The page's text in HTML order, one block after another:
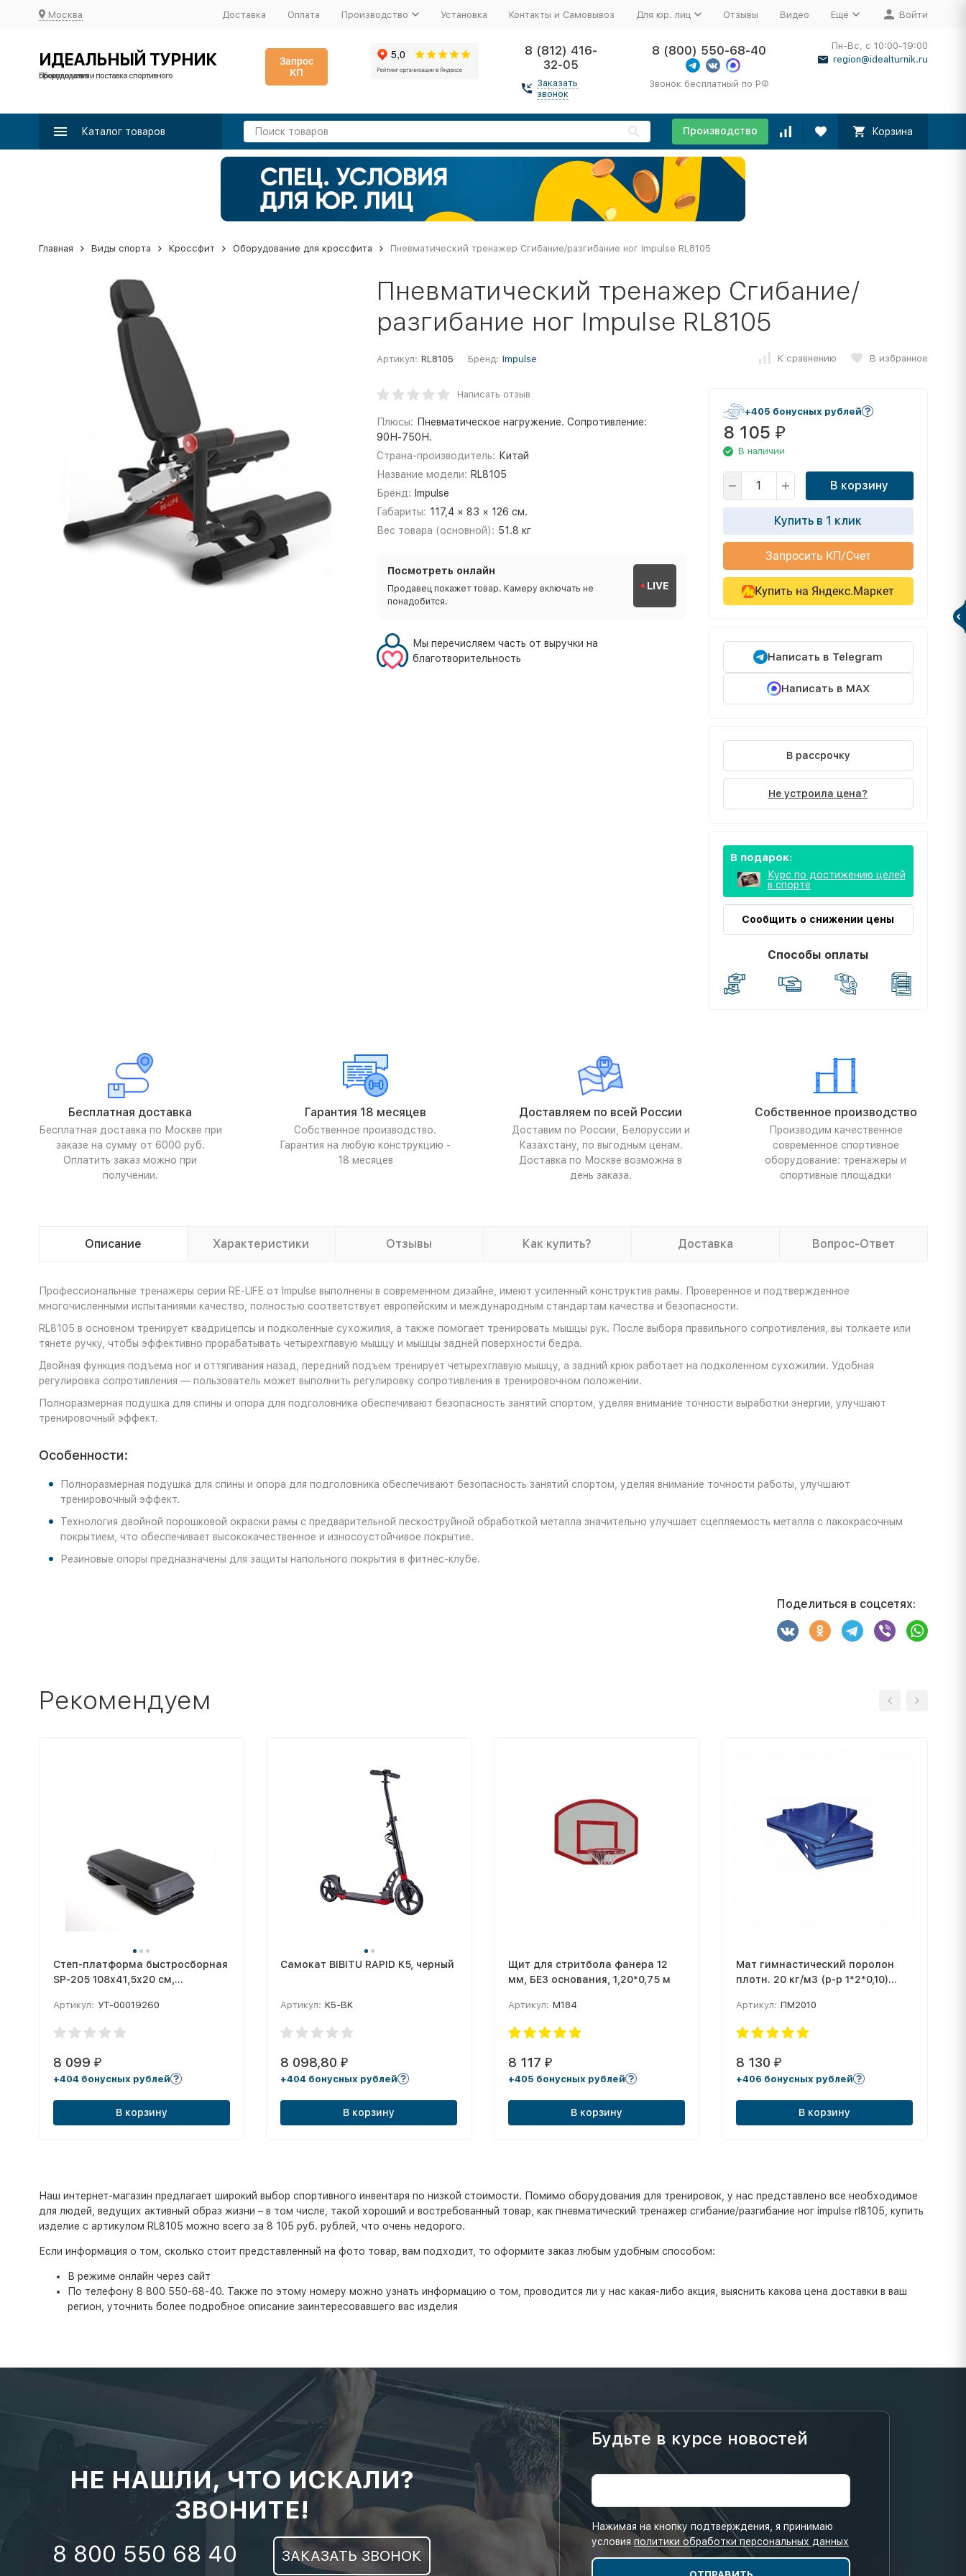
Москва Доставка Оплата Производство Установка Контакты и Самовывоз Для юр. лиц Отзывы Видео Ещё Войти
ИДЕАЛЬНЫЙ ТУРНИК
Производство и поставка спортивного оборудования
Запрос
КП
8 (812) 416-
32-05
Заказать
звонок
8 (800) 550-68-40
Звонок бесплатный по РФ
Пн-Вс, с 10:00-19:00
region@idealturnik.ru
Каталог товаров Производство Корзина
Главная Виды спорта Кроссфит Оборудование для кроссфита Пневматический тренажер Сгибание/разгибание ног Impulse RL8105
Пневматический тренажер Сгибание/
разгибание ног Impulse RL8105
Артикул: RL8105 Бренд: Impulse К сравнению В избранное
Написать отзыв
Плюсы: Пневматическое нагружение. Сопротивление:
90Н-750Н.
Страна-производитель: Китай
Название модели: RL8105
Бренд: Impulse
Габариты: 117,4 × 83 × 126 см.
Вес товара (основной): 51.8 кг
Посмотреть онлайн
Продавец покажет товар. Камеру включать не
понадобится.
LIVE
Мы перечисляем часть от выручки на
благотворительность
+405 бонусных рублей
8 105 ₽
В наличии
В корзину
Купить в 1 клик
Запросить КП/Счет
Купить на Яндекс.Маркет
Написать в Telegram
Написать в MAX
В рассрочку
Не устроила цена?
В подарок:
Курс по достижению целей
в спорте
Сообщить о снижении цены
Способы оплаты
Бесплатная доставка
Бесплатная доставка по Москве при
заказе на сумму от 6000 руб.
Оплатить заказ можно при
получении.
Гарантия 18 месяцев
Собственное производство.
Гарантия на любую конструкцию -
18 месяцев
Доставляем по всей России
Доставим по России, Белоруссии и
Казахстану, по выгодным ценам.
Доставка по Москве возможна в
день заказа.
Собственное производство
Производим качественное
современное спортивное
оборудование: тренажеры и
спортивные площадки
Описание Характеристики Отзывы Как купить? Доставка Вопрос-Ответ
Профессиональные тренажеры серии RE-LIFE от Impulse выполнены в современном дизайне, имеют усиленный конструктив рамы. Проверенное и подтвержденное
многочисленными испытаниями качество, полностью соответствует европейским и международным стандартам качества и безопасности.
RL8105 в основном тренирует квадрицепсы и подколенные сухожилия, а также помогает тренировать мышцы рук. После выбора правильного сопротивления, вы толкаете или
тянете ручку, чтобы эффективно прорабатывать четырехглавую мышцу и мышцы задней поверхности бедра.
Двойная функция подъема ног и оттягивания назад, передний подъем тренирует четырехглавую мышцу, а задний крюк работает на подколенном сухожилии. Удобная
регулировка сопротивления — пользователь может выполнить регулировку сопротивления в тренировочном положении.
Полноразмерная подушка для спины и опора для подголовника обеспечивают безопасность занятий спортом, уделяя внимание точности выработки энергии, улучшают
тренировочный эффект.
Особенности:
Полноразмерная подушка для спины и опора для подголовника обеспечивают безопасность занятий спортом, уделяя внимание точности работы, улучшают
тренировочный эффект.
Технология двойной порошковой окраски рамы с предварительной пескоструйной обработкой металла значительно улучшает сцепляемость металла с лакокрасочным
покрытием, что обеспечивает высококачественное и износоустойчивое покрытие.
Резиновые опоры предназначены для защиты напольного покрытия в фитнес-клубе.
Поделиться в соцсетях:
Рекомендуем
Степ-платформа быстросборная
SP-205 108х41,5х20 см,
Артикул: УТ-00019260
8 099 ₽
+404 бонусных рублей
В корзину
Самокат BIBITU RAPID K5, черный
Артикул: K5-BK
8 098,80₽
+404 бонусных рублей
В корзину
Щит для стритбола фанера 12
мм, БЕЗ основания, 1,20*0,75 м
Артикул: М184
8 117 ₽
+405 бонусных рублей
В корзину
Мат гимнастический поролон
плотн. 20 кг/м3 (р-р 1*2*0,10)
Артикул: ПМ2010
8 130 ₽
+406 бонусных рублей
В корзину
Наш интернет-магазин предлагает широкий выбор спортивного инвентаря по низкой стоимости. Помимо оборудования для тренировок, у нас представлено все необходимое
для людей, ведущих активный образ жизни – в том числе, такой хороший и востребованный товар, как пневматический тренажер сгибание/разгибание ног impulse rl8105, купить
изделие с артикулом RL8105 можно всего за 8 105 руб. рублей, что очень недорого.
Если информация о том, сколько стоит представленный на фото товар, вам подходит, то оформите заказ любым удобным способом:
В режиме онлайн через сайт
По телефону 8 800 550-68-40. Также по этому номеру можно узнать информацию о том, проводится ли у нас какая-либо акция, выяснить какова цена доставки в ваш
регион, уточнить более подробное описание заинтересовавшего вас изделия
НЕ НАШЛИ, ЧТО ИСКАЛИ?
ЗВОНИТЕ!
8 800 550 68 40 ЗАКАЗАТЬ ЗВОНОК
Будьте в курсе новостей
Нажимая на кнопку подтверждения, я принимаю
условия политики обработки персональных данных